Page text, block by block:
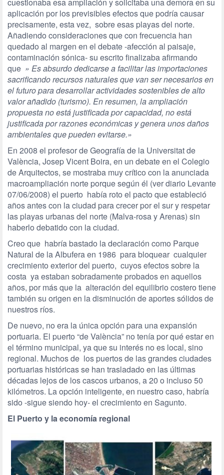
aplicación por los previsibles efectos que podría causar
precisamente, esta vez, sobre esas playas del norte.
Añadiendo consideraciones que con frecuencia han
quedado al margen en el debate -afección al paisaje,
contaminación sónica- su escrito finalizaba afirmando
que » Es absurdo dedicarse a facilitar las importaciones
sacrificando recursos naturales que van ser necesarios en
el futuro para desarrollar actividades sostenibles de alto
valor añadido (turismo). En resumen, la ampliación
propuesta no está justificada por capacidad, no está
justificada por razones económicas y genera unos daños
ambientales que pueden evitarse.»
En 2008 el profesor de Geografía de la Universitat de
València, Josep Vicent Boira, en un debate en el Colegio
de Arquitectos, se mostraba muy crítico con la anunciada
macroampliación norte porque según él (ver diario Levante
07/06/2008) el puerto había roto el pacto que estableció
años antes con la ciudad para crecer por el sur y respetar
las playas urbanas del norte (Malva-rosa y Arenas) sin
haberlo debatido con la ciudad.
Creo que habría bastado la declaración como Parque
Natural de la Albufera en 1986 para bloquear cualquier
crecimiento exterior del puerto, cuyos efectos sobre la
costa ya estaban sobradamente probados en aquellos
años, por más que la alteración del equilibrio costero tiene
también su origen en la disminución de aportes sólidos de
nuestros ríos.
De nuevo, no era la única opción para una expansión
portuaria. El puerto “de València” no tenía por qué estar en
el término municipal, ya que su interés no es local, sino
regional. Muchos de los puertos de las grandes ciudades
portuarias históricas se han trasladado en las últimas
décadas lejos de los cascos urbanos, a 20 o incluso 50
kilómetros. La opción inteligente, en nuestro caso, habría
sido -sigue siendo hoy- el crecimiento en Sagunto.
El Puerto y la economía regional